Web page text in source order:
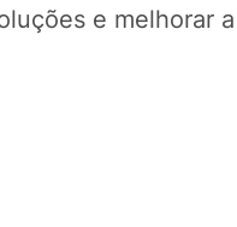
e melhorar a